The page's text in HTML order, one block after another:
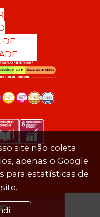
DE
site não coleta
apenas o Google
para estatísticas de